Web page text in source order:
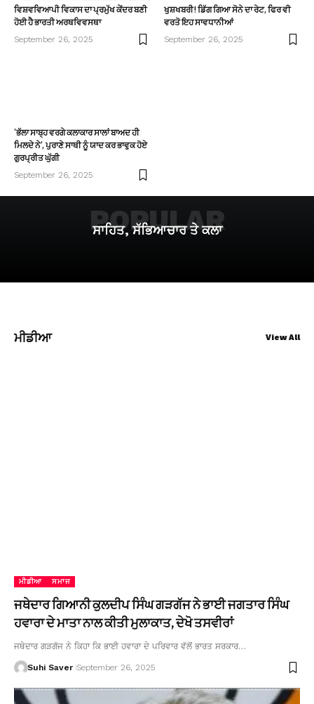
ਵਿਸ਼ਵਵਿਆਪੀ ਵਿਕਾਸ ਦਾ ਪ੍ਰਮੁੱਖ ਕੇਂਦਰ ਬਣੀ
ਹੋਈ ਹੈ ਭਾਰਤੀ ਅਰਥਵਿਵਸਥਾ
September 26, 2025
ਖੁਸ਼ਖਬਰੀ! ਡਿੱਗ ਗਿਆ ਸੋਨੇ ਦਾ ਰੇਟ, ਫਿਰ ਵੀ
ਵਰਤੋ ਇਹ ਸਾਵਧਾਨੀਆਂ
September 26, 2025
‘ਭੱਲਾ ਸਾਬ੍ਹ ਵਰਗੇ ਕਲਾਕਾਰ ਸਾਲਾਂ ਬਾਅਦ ਹੀ
ਮਿਲਦੇ ਨੇ’, ਪੁਰਾਣੇ ਸਾਥੀ ਨੂੰ ਯਾਦ ਕਰ ਭਾਵੁਕ ਹੋਏ
ਗੁਰਪ੍ਰੀਤ ਘੁੱਗੀ
September 26, 2025
ਸਾਹਿਤ, ਸੱਭਿਆਚਾਰ ਤੇ ਕਲਾ
POPULAR
ਮੀਡੀਆ View All
ਮੀਡੀਆ ਸਮਾਜ
ਜਥੇਦਾਰ ਗਿਆਨੀ ਕੁਲਦੀਪ ਸਿੰਘ ਗੜਗੱਜ ਨੇ ਭਾਈ ਜਗਤਾਰ ਸਿੰਘ
ਹਵਾਰਾ ਦੇ ਮਾਤਾ ਨਾਲ ਕੀਤੀ ਮੁਲਾਕਾਤ, ਦੇਖੋ ਤਸਵੀਰਾਂ
ਜਥੇਦਾਰ ਗੜਗੱਜ ਨੇ ਕਿਹਾ ਕਿ ਭਾਈ ਹਵਾਰਾ ਦੇ ਪਰਿਵਾਰ ਵੱਲੋਂ ਭਾਰਤ ਸਰਕਾਰ…
Suhi Saver September 26, 2025